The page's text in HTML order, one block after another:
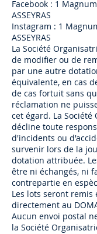
Facebook : 1
ASSEYRAS
Instagram : 1
ASSEYRAS
La Société
de modifier ou de
par une autre
équivalente, en cas
de cas fortuit sans
réclamation ne
cet égard. La Société
décline toute
d'incidents ou
survenir lors de la
dotation attribuée.
être ni échangés, ni
contrepartie en
Les lots seront
directement au
Aucun envoi postal
la Société